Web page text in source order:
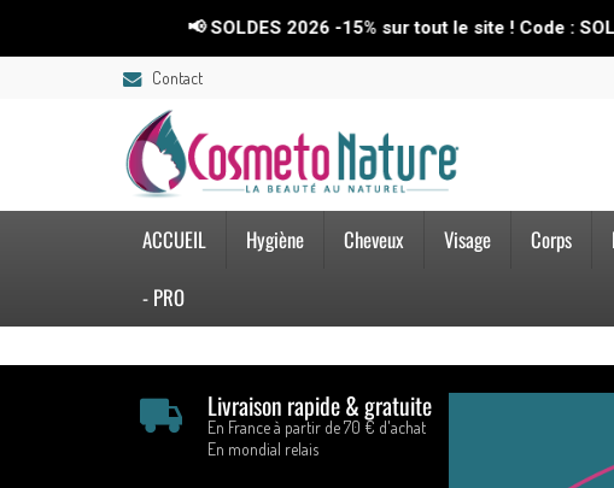
📢 SOLDES 2026 -15% sur tout le site ! Code :
Contact
ACCUEIL Hygiène Cheveux Visage Corps
- PRO
Livraison rapide & gratuite
En France à partir de 70 € d'achat
En mondial relais
CB,